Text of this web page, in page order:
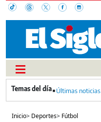
Últimas noticias
Inicio> Deportes> Fútbol